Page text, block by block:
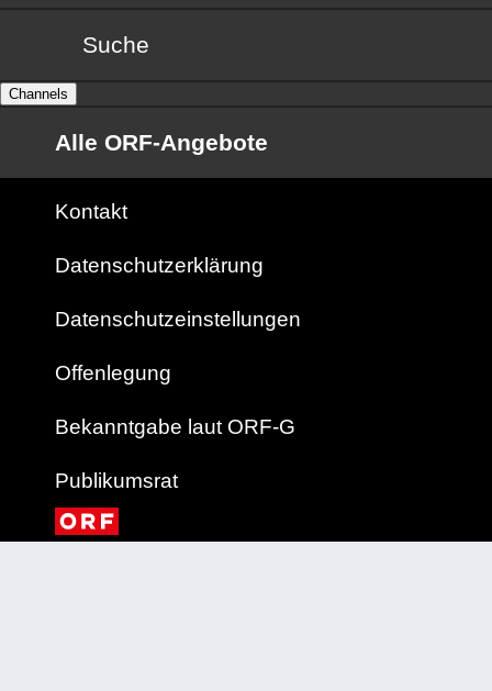
Suche
Channels
Alle ORF-Angebote
Kontakt
Datenschutzerklärung
Datenschutzeinstellungen
Offenlegung
Bekanntgabe laut ORF-G
Publikumsrat